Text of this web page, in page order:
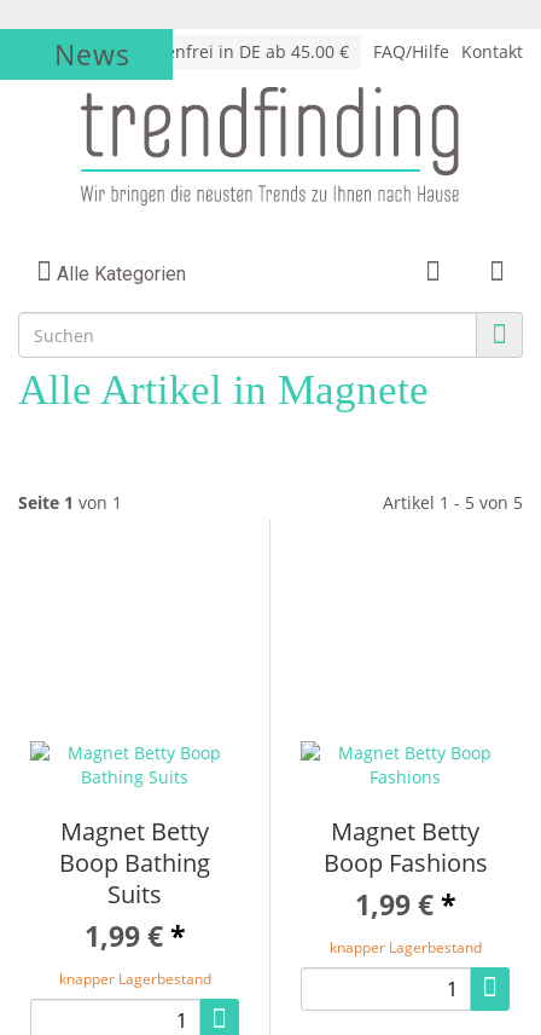
√Versandkostenfrei in DE ab 45.00 € FAQ/Hilfe Kontakt
News
Alle Kategorien
Alle Artikel in Magnete
Seite 1 von 1 Artikel 1 - 5 von 5
Magnet Betty
Boop Bathing
Suits
1,99 € *
knapper Lagerbestand
Magnet Betty
Boop Fashions
1,99 € *
knapper Lagerbestand